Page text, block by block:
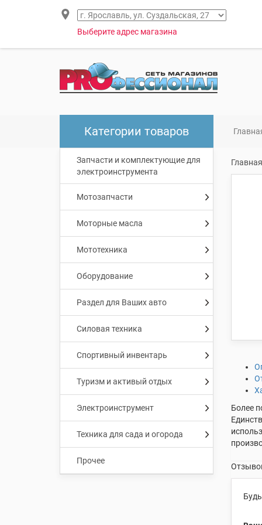
Выберите адрес магазина
Категории товаров
Запчасти и комплектующие для
электроинструмента
Мотозапчасти
Моторные масла
Мототехника
Оборудование
Раздел для Ваших авто
Силовая техника
Спортивный инвентарь
Туризм и активый отдых
Электроинструмент
Техника для сада и огорода
Прочее
Главная
Более